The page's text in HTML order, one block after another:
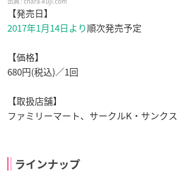
【発売日】
2017年1月14日より順次発売予定
【価格】
680円(税込)／1回
【取扱店舗】
ファミリーマート、サークルK・サンクス
ラインナップ